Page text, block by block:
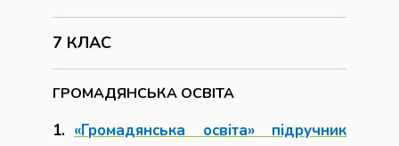
7 КЛАС
ГРОМАДЯНСЬКА ОСВІТА
«Громадянська освіта» підручник